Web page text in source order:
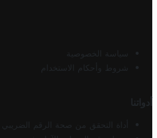
سياسة الخصوصية
شروط وأحكام الاستخدام
أدواتنا
أداة التحقق من صحة الرقم الضريبي